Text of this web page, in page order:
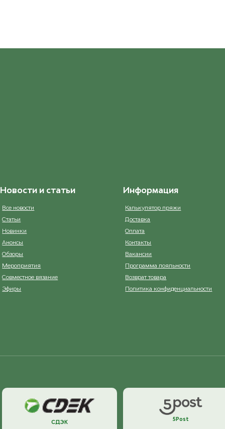
Новости и статьи
Все новости
Статьи
Новинки
Анонсы
Обзоры
Мероприятия
Совместное вязание
Эфиры
Информация
Калькулятор пряжи
Доставка
Оплата
Контакты
Вакансии
Программа лояльности
Возврат товара
Политика конфиденциальности
СДЭК 5Post